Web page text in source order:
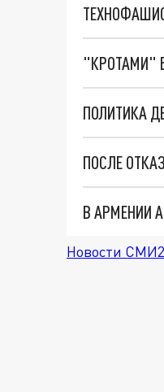
"КРОТАМИ"
В АРМЕНИИ
Новости СМИ2